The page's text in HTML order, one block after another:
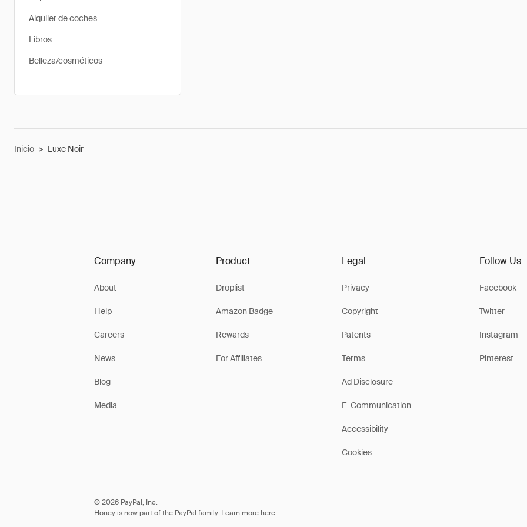
Alquiler de coches
Libros
Belleza/cosméticos
Inicio > Luxe Noir
Company
About
Help
Careers
News
Blog
Media
Product
Droplist
Amazon Badge
Rewards
For Affiliates
Legal
Privacy
Copyright
Patents
Terms
Ad Disclosure
E-Communication
Accessibility
Cookies
Follow Us
Facebook
Twitter
Instagram
Pinterest
© 2026 PayPal, Inc.
Honey is now part of the PayPal family. Learn more here.